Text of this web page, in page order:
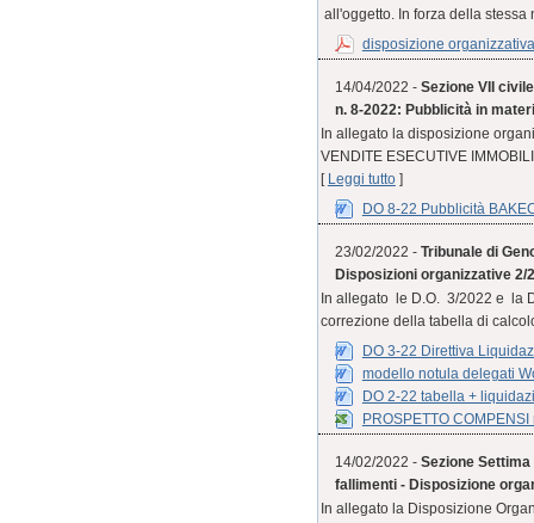
all'oggetto. In forza della stessa
disposizione
14/04/2022 - Sezione VII
n. 8-2022: Pubblicità in
In allegato la disposizione
VENDITE ESECUTIVE
[
Leggi tutto]
DO 8-22 Pubblicità
23/02/2022 - Tribunale di
Disposizioni organizzative 2/
In allegato le D.O. 3/2022 e la
correzione della tabella di
DO 3-22 Direttiva
modello notula delegati
DO 2-22 tabella +
PROSPETTO COMPENSI
14/02/2022 - Sezione
fallimenti - Disposizione
In allegato la Disposizione